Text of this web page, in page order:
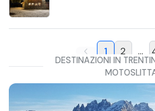
1 2 ...
DESTINAZIONI IN